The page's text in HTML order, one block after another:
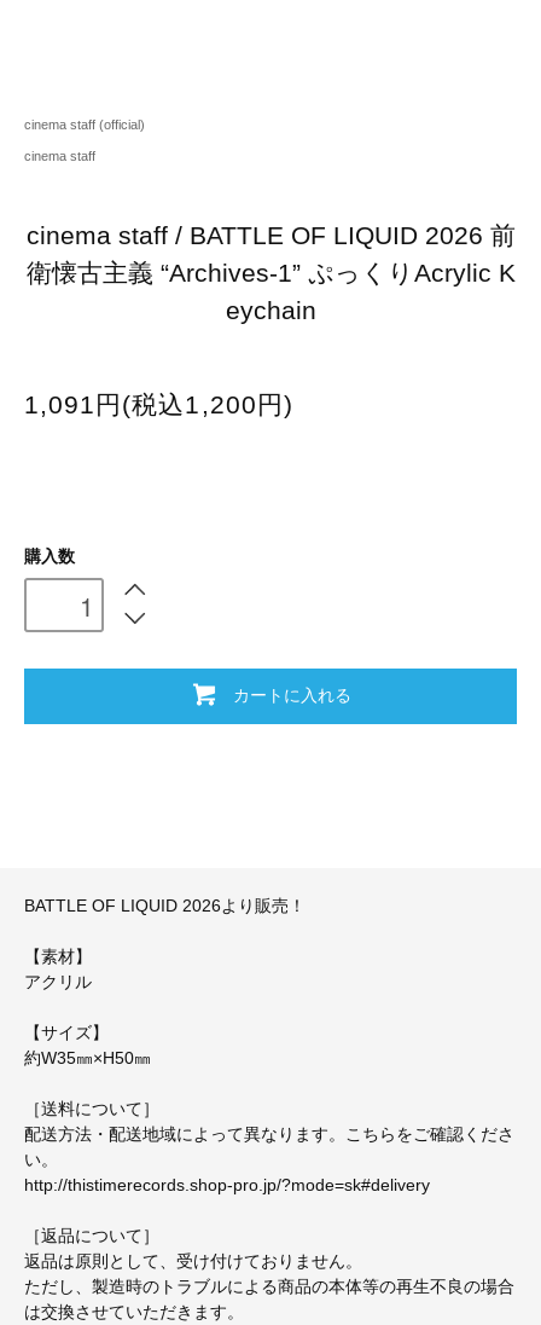
cinema staff (official)
cinema staff
cinema staff / BATTLE OF LIQUID 2026 前
衛懐古主義 “Archives-1” ぷっくりAcrylic K
eychain
1,091円(税込1,200円)
購入数
カートに入れる
BATTLE OF LIQUID 2026より販売！
【素材】
アクリル
【サイズ】
約W35㎜×H50㎜
［送料について］
配送方法・配送地域によって異なります。こちらをご確認くださ
い。
http://thistimerecords.shop-pro.jp/?mode=sk#delivery
［返品について］
返品は原則として、受け付けておりません。
ただし、製造時のトラブルによる商品の本体等の再生不良の場合
は交換させていただきます。